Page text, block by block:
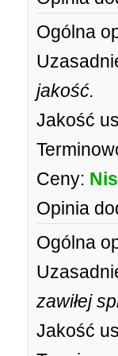
Ogólna
jakość.
Jakość
Ceny:
Opinia
Ogólna
zawiłej
Jakość